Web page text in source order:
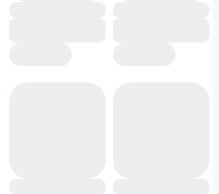
Кеды CV811-1 темно
синие
Кеды CV811-1 синие